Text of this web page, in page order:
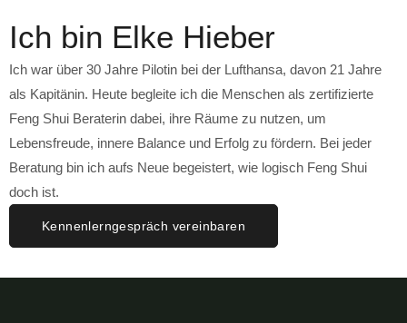
Ich bin Elke Hieber
Ich war über 30 Jahre Pilotin bei der Lufthansa, davon 21 Jahre
als Kapitänin. Heute begleite ich die Menschen als zertifizierte
Feng Shui Beraterin dabei, ihre Räume zu nutzen, um
Lebensfreude, innere Balance und Erfolg zu fördern. Bei jeder
Beratung bin ich aufs Neue begeistert, wie logisch Feng Shui
doch ist.
Kennenlerngespräch vereinbaren